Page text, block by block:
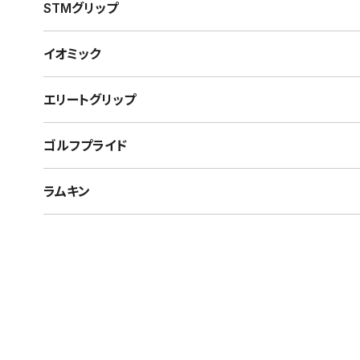
STMグリップ
イオミック
エリートグリップ
ゴルフプライド
ラムキン